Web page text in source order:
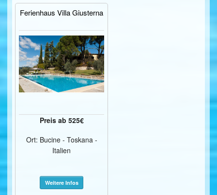
Ferienhaus Villa Giusterna
Preis ab 525€
Ort: Bucine - Toskana -
Italien
Weitere Infos